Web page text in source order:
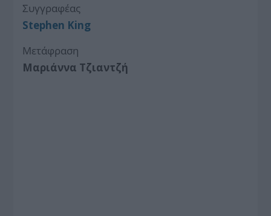
Συγγραφέας
Stephen King
Μετάφραση
Μαριάννα Τζιαντζή